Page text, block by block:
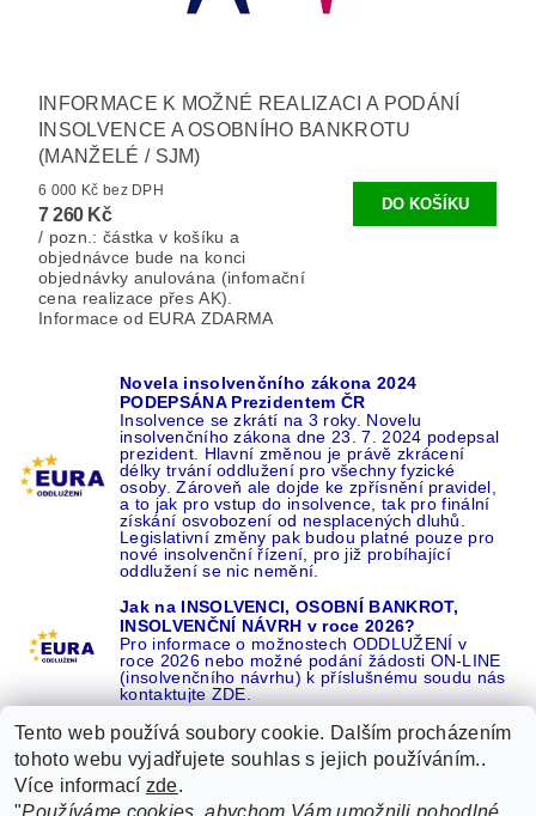
INFORMACE K MOŽNÉ REALIZACI A PODÁNÍ
INSOLVENCE A OSOBNÍHO BANKROTU
(MANŽELÉ / SJM)
6 000 Kč bez DPH
7 260 Kč
/ pozn.: částka v košíku a
objednávce bude na konci
objednávky anulována (infomační
cena realizace přes AK).
Informace od EURA ZDARMA
Novela insolvenčního zákona 2024
PODEPSÁNA Prezidentem ČR
Insolvence se zkrátí na 3 roky. Novelu
insolvenčního zákona dne 23. 7. 2024 podepsal
prezident. Hlavní změnou je právě zkrácení
délky trvání oddlužení pro všechny fyzické
osoby. Zároveň ale dojde ke zpřísnění pravidel,
a to jak pro vstup do insolvence, tak pro finální
získání osvobození od nesplacených dluhů.
Legislativní změny pak budou platné pouze pro
nové insolvenční řízení, pro již probíhající
oddlužení se nic nemění.
Jak na INSOLVENCI, OSOBNÍ BANKROT,
INSOLVENČNÍ NÁVRH v roce 2026?
Pro informace o možnostech ODDLUŽENÍ v
roce 2026 nebo možné podání žádosti ON-LINE
(insolvenčního návrhu) k příslušnému soudu nás
kontaktujte ZDE.
Recenze o NÁS na GOOGLE 16 let REFERENCÍ v celé ČR |
Tento web používá soubory cookie. Dalším procházením
tohoto webu vyjadřujete souhlas s jejich používáním..
Více informací zde.
"Používáme cookies, abychom Vám umožnili pohodlné